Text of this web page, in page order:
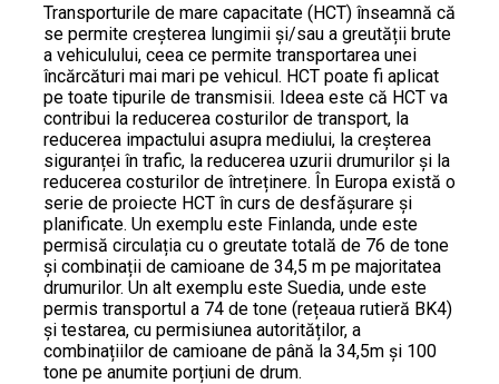
Transporturile de mare capacitate (HCT) înseamnă că
se permite creșterea lungimii și/sau a greutății brute
a vehiculului, ceea ce permite transportarea unei
încărcături mai mari pe vehicul. HCT poate fi aplicat
pe toate tipurile de transmisii. Ideea este că HCT va
contribui la reducerea costurilor de transport, la
reducerea impactului asupra mediului, la creșterea
siguranței în trafic, la reducerea uzurii drumurilor și la
reducerea costurilor de întreținere. În Europa există o
serie de proiecte HCT în curs de desfășurare și
planificate. Un exemplu este Finlanda, unde este
permisă circulația cu o greutate totală de 76 de tone
și combinații de camioane de 34,5 m pe majoritatea
drumurilor. Un alt exemplu este Suedia, unde este
permis transportul a 74 de tone (rețeaua rutieră BK4)
și testarea, cu permisiunea autorităților, a
combinațiilor de camioane de până la 34,5m și 100
tone pe anumite porțiuni de drum.